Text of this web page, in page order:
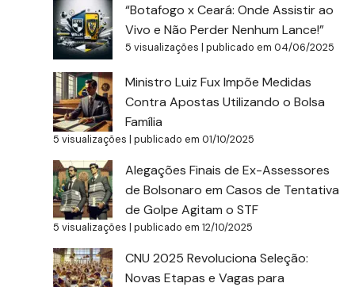
“Botafogo x Ceará: Onde Assistir ao
Vivo e Não Perder Nenhum Lance!”
5 visualizações |publicado em 04/06/2025
Ministro Luiz Fux Impõe Medidas
Contra Apostas Utilizando o Bolsa
Família
5 visualizações |publicado em 01/10/2025
Alegações Finais de Ex-Assessores
de Bolsonaro em Casos de Tentativa
de Golpe Agitam o STF
5 visualizações |publicado em 12/10/2025
CNU 2025 Revoluciona Seleção:
Novas Etapas e Vagas para